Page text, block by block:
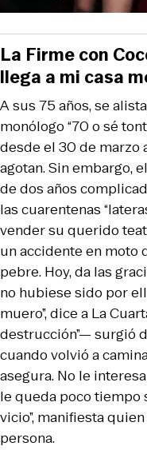
A sus 75 años, se
monólogo “70 o sé
desde el 30 de marzo
agotan. Sin embargo,
de dos años
las cuarentenas
vender su querido
un accidente en moto
pebre. Hoy, da las
no hubiese sido por
muero”, dice a La
destrucción”— surgió
cuando volvió a
asegura. No le
le queda poco tiempo
vicio”, manifiesta
persona.
La Firme con
llega a mi casa